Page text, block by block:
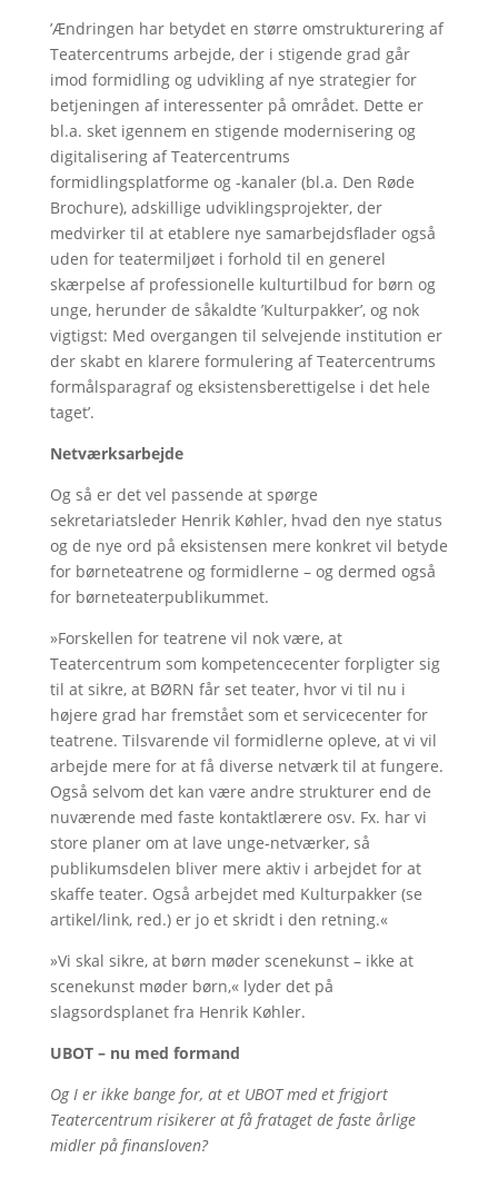
’Ændringen har betydet en større omstrukturering af
Teatercentrums arbejde, der i stigende grad går
imod formidling og udvikling af nye strategier for
betjeningen af interessenter på området. Dette er
bl.a. sket igennem en stigende modernisering og
digitalisering af Teatercentrums
formidlingsplatforme og -kanaler (bl.a. Den Røde
Brochure), adskillige udviklingsprojekter, der
medvirker til at etablere nye samarbejdsflader også
uden for teatermiljøet i forhold til en generel
skærpelse af professionelle kulturtilbud for børn og
unge, herunder de såkaldte ’Kulturpakker’, og nok
vigtigst: Med overgangen til selvejende institution er
der skabt en klarere formulering af Teatercentrums
formålsparagraf og eksistensberettigelse i det hele
taget’.
Netværksarbejde
Og så er det vel passende at spørge
sekretariatsleder Henrik Køhler, hvad den nye status
og de nye ord på eksistensen mere konkret vil betyde
for børneteatrene og formidlerne – og dermed også
for børneteaterpublikummet.
»Forskellen for teatrene vil nok være, at
Teatercentrum som kompetencecenter forpligter sig
til at sikre, at BØRN får set teater, hvor vi til nu i
højere grad har fremstået som et servicecenter for
teatrene. Tilsvarende vil formidlerne opleve, at vi vil
arbejde mere for at få diverse netværk til at fungere.
Også selvom det kan være andre strukturer end de
nuværende med faste kontaktlærere osv. Fx. har vi
store planer om at lave unge-netværker, så
publikumsdelen bliver mere aktiv i arbejdet for at
skaffe teater. Også arbejdet med Kulturpakker (se
artikel/link, red.) er jo et skridt i den retning.«
»Vi skal sikre, at børn møder scenekunst – ikke at
scenekunst møder børn,« lyder det på
slagsordsplanet fra Henrik Køhler.
UBOT – nu med formand
Og I er ikke bange for, at et UBOT med et frigjort
Teatercentrum risikerer at få frataget de faste årlige
midler på finansloven?